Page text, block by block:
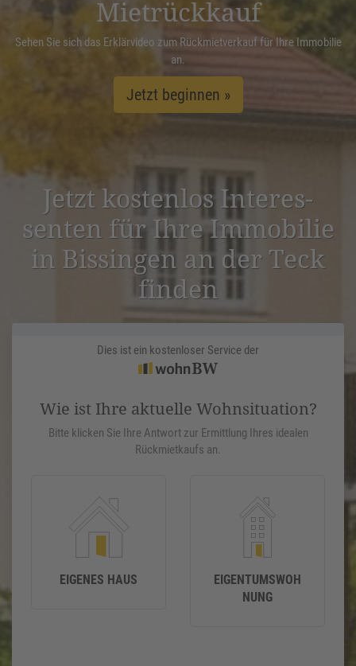
Mietrückkauf
Sehen Sie sich das Erklärvideo zum Rückmietverkauf für Ihre Immobilie
an.
Jetzt beginnen »
Jetzt kostenlos Inter­es­
senten für Ihre Immobilie
in Bissingen an der Teck
finden
Dies ist ein kostenloser Service der
Wie ist Ihre aktuelle Wohnsituation?
Bitte klicken Sie Ihre Antwort zur Ermittlung Ihres idealen
Rückmietkaufs an.
EIGENES HAUS
EIGENTUMSWOH
NUNG